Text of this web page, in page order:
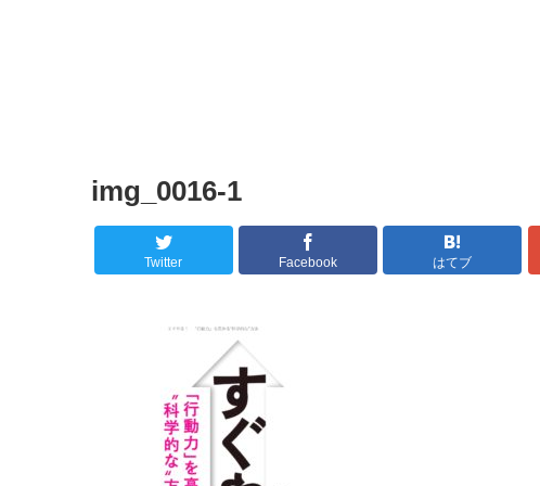
img_0016-1
Twitter Facebook はてブ